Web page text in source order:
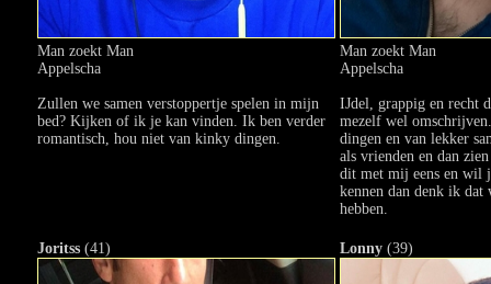
Man zoekt Man
Appelscha
Zullen we samen verstoppertje spelen in mijn
bed? Kijken of ik je kan vinden. Ik ben verder
romantisch, hou niet van kinky dingen.
Man zoekt Man
Appelscha
IJdel, grappig en recht
mezelf wel
dingen en van lekker
als vrienden en dan
dit met mij eens en wil
kennen dan denk ik
hebben.
Joritss (41) Lonny (39)